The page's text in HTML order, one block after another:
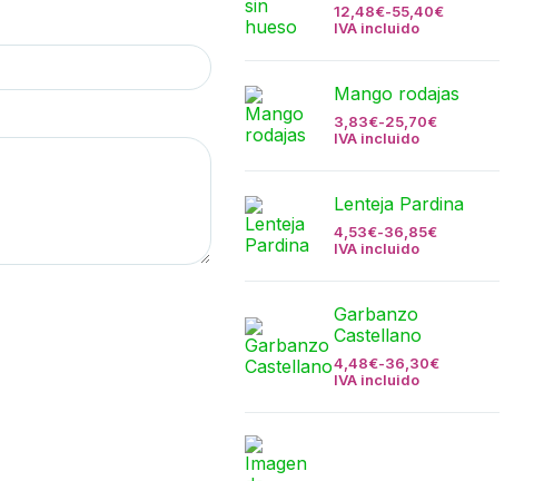
12,48€-55,40€
IVA incluido
Mango rodajas
3,83€-25,70€
IVA incluido
Lenteja Pardina
4,53€-36,85€
IVA incluido
Garbanzo
Castellano
4,48€-36,30€
IVA incluido